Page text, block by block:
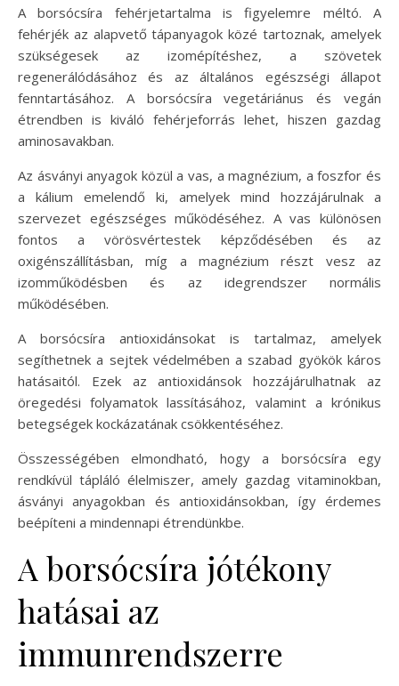
A borsócsíra fehérjetartalma is figyelemre méltó. A
fehérjék az alapvető tápanyagok közé tartoznak, amelyek
szükségesek az izomépítéshez, a szövetek
regenerálódásához és az általános egészségi állapot
fenntartásához. A borsócsíra vegetáriánus és vegán
étrendben is kiváló fehérjeforrás lehet, hiszen gazdag
aminosavakban.
Az ásványi anyagok közül a vas, a magnézium, a foszfor és
a kálium emelendő ki, amelyek mind hozzájárulnak a
szervezet egészséges működéséhez. A vas különösen
fontos a vörösvértestek képződésében és az
oxigénszállításban, míg a magnézium részt vesz az
izomműködésben és az idegrendszer normális
működésében.
A borsócsíra antioxidánsokat is tartalmaz, amelyek
segíthetnek a sejtek védelmében a szabad gyökök káros
hatásaitól. Ezek az antioxidánsok hozzájárulhatnak az
öregedési folyamatok lassításához, valamint a krónikus
betegségek kockázatának csökkentéséhez.
Összességében elmondható, hogy a borsócsíra egy
rendkívül tápláló élelmiszer, amely gazdag vitaminokban,
ásványi anyagokban és antioxidánsokban, így érdemes
beépíteni a mindennapi étrendünkbe.
A borsócsíra jótékony
hatásai az
immunrendszerre